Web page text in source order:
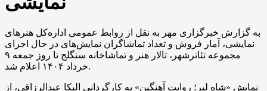
به گزارش خبرگزاری مهر به نقل از روابط عمومی اداره‌کل هنرهای
نمایشی، آمار فروش و تعداد تماشاگران نمایش‌های در حال اجرای
مجموعه تئاترشهر، تالار هنر و تماشاخانه سنگلج تا روز جمعه ۹
خرداد ۱۴۰۴ اعلام شد.
نمایش «شاه لیر؛ روایت آهنگین» به کارگردانی الیکا عبدالرزاقی، از